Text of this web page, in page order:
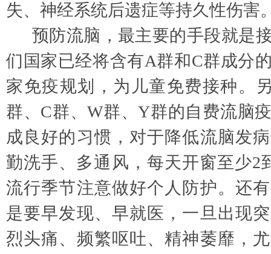
失、神经系统后遗症等持久性伤害
预防流脑，最主要的手段就是
们国家已经将含有A群和C群成分
家免疫规划，为儿童免费接种。
群、C群、W群、Y群的自费流脑
成良好的习惯，对于降低流脑发
勤洗手、多通风，每天开窗至少2
流行季节注意做好个人防护。还
是要早发现、早就医，一旦出现
烈头痛、频繁呕吐、精神萎靡，